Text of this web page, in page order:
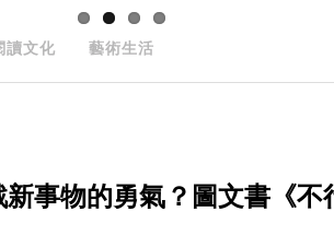
讀文化 藝術生活
新事物的勇氣？圖文書《